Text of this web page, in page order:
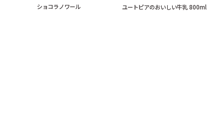
ショコラノワール
ユートピアのおいしい牛乳 800ml